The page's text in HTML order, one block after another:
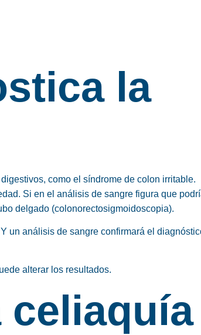
la
como el síndrome de colon irritable.
Si en el análisis de sangre figura que
delgado (colonorectosigmoidoscopia).
un análisis de sangre confirmará el
alterar los resultados.
celiaquía